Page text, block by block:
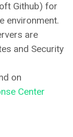
Github) for
environment.
are
and Security
on
Center